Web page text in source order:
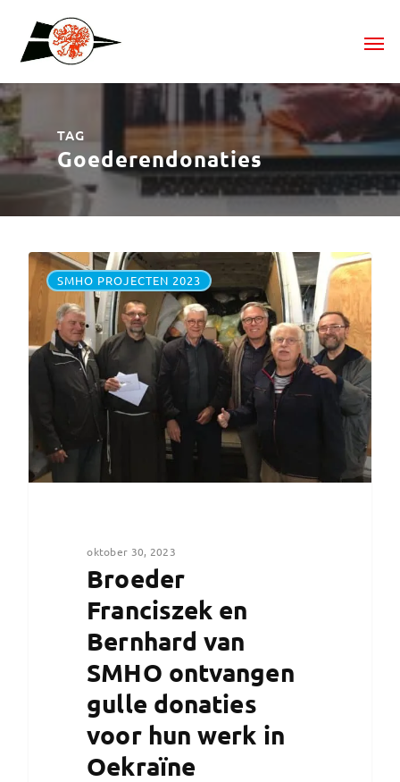
TAG
Goederendonaties
SMHO PROJECTEN 2023
oktober 30, 2023
Broeder
Franciszek en
Bernhard van
SMHO ontvangen
gulle donaties
voor hun werk in
Oekraïne